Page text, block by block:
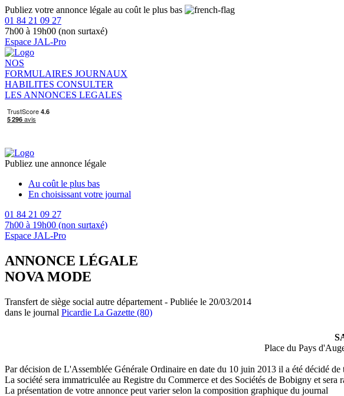
Publiez votre annonce légale au coût le plus bas
01 84 21 09 27
7h00 à 19h00 (non surtaxé)
Espace JAL-Pro
NOS
FORMULAIRES JOURNAUX
HABILITES CONSULTER
LES ANNONCES LEGALES
Publiez une annonce légale
Au coût le plus bas
En choisissant votre journal
01 84 21 09 27
7h00 à 19h00 (non surtaxé)
Espace JAL-Pro
ANNONCE LÉGALE
NOVA MODE
Transfert de siège social autre département - Publiée le 20/03/2014
dans le journal Picardie La Gazette (80)
Place du Pays
Par décision de L'Assemblée Générale Ordinaire en date du 10 juin 2013 il a été décidé
La société sera immatriculée au Registre du Commerce et des Sociétés de Bobigny et
La présentation de votre annonce peut varier selon la composition graphique du journal